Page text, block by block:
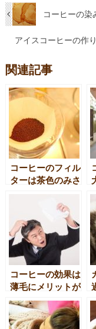
コーヒーの染
アイスコーヒーの作
関連記事
コーヒーのフィル
ターは茶色のみさ
コーヒーの効果は
薄毛にメリットが
ある？ない？